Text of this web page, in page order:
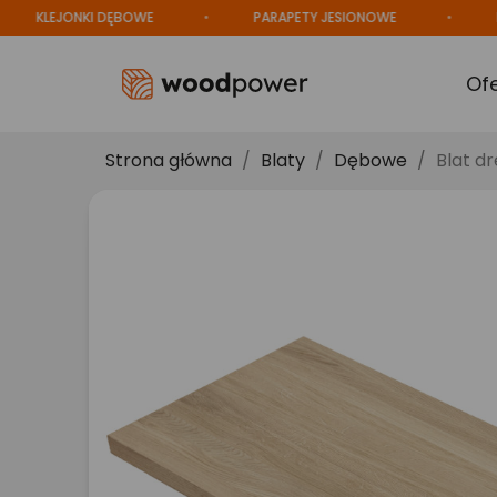
DĘBOWE PARAPETY JESIONOWE
Strona główna Blaty Dębowe Blat